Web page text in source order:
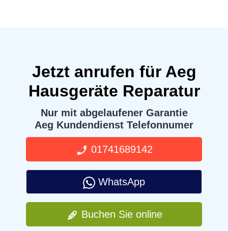
Jetzt anrufen für Aeg
Hausgeräte Reparatur
Nur mit abgelaufener Garantie
Aeg Kundendienst Telefonnumer
01741689142
WhatsApp
Buchen Sie online